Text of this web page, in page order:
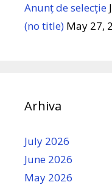
Anunț de selecție
(no title) May 27,
Arhiva
July 2026
June 2026
May 2026